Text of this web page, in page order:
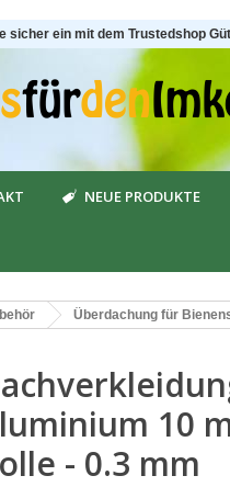
sicher ein mit dem Trustedshop
NEUE PRODUKTE
Überdachung für
10
- 0.3 mm